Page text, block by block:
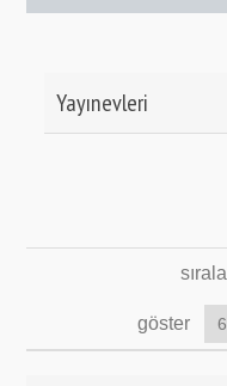
Yayınevleri
sırala
göster